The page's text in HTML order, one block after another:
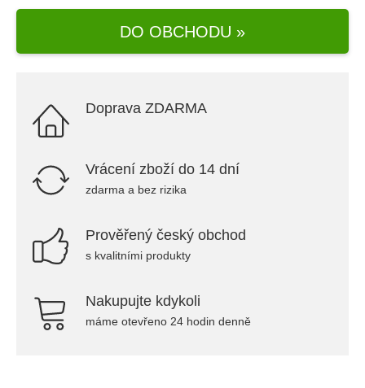
DO OBCHODU »
Doprava ZDARMA
Vrácení zboží do 14 dní
zdarma a bez rizika
Prověřený český obchod
s kvalitními produkty
Nakupujte kdykoli
máme otevřeno 24 hodin denně